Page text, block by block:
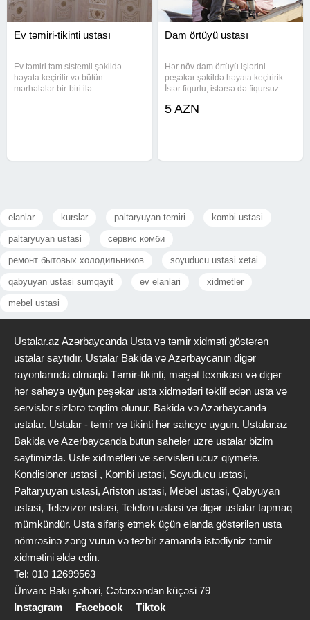
Ev təmiri-tikinti ustası
Ev təmiri tam sistemli şəkildə
həyata keçirilir və bütün
mərhələlər bir-biri ilə
Dam örtüyü ustası
Hər növ dam örtüyü işlərini
peşəkar şəkildə həyata keçiririk.
İstər fiqurlu, istərsə də fiqursuz
və ya mürəkkəb konstruksiyalı
5 AZN
elanlar kurslar paltaryuyan temiri kombi ustasi
paltaryuyan ustasi сервис комби
ремонт бытовых холодильников soyuducu ustasi xetai
qabyuyan ustasi sumqayit ev elanlari xidmetler
mebel ustasi
Ustalar.az Azərbaycanda Usta və təmir xidməti göstərən
ustalar saytıdır. Ustalar Bakida və Azərbaycanın digər
rayonlarında olmaqla Təmir-tikinti, məişət texnikası və digər
hər sahəyə uyğun peşəkar usta xidmətləri təklif edən usta və
servislər sizlərə təqdim olunur. Bakida və Azərbaycanda
ustalar. Ustalar - təmir və tikinti hər saheye uygun. Ustalar.az
Bakida ve Azerbaycanda butun saheler uzre ustalar bizim
saytimizda. Uste xidmetleri ve servisleri ucuz qiymete.
Kondisioner ustasi , Kombi ustasi, Soyuducu ustasi,
Paltaryuyan ustasi, Ariston ustasi, Mebel ustasi, Qabyuyan
ustasi, Televizor ustasi, Telefon ustasi və digər ustalar tapmaq
mümkündür. Usta sifariş etmək üçün elanda göstərilən usta
nömrəsinə zəng vurun və tezbir zamanda istədiyniz təmir
xidmətini əldə edin.
Tel: 010 12699563
Ünvan: Bakı şəhəri, Cəfərxəndan küçəsi 79
Instagram
Facebook Tiktok